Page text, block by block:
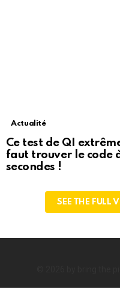
Actualité
Ce test de QI
faut trouver le code
secondes !
SEE THE FULL